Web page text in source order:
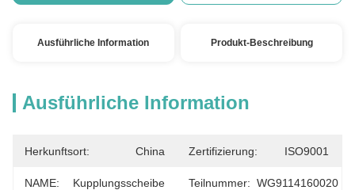
Ausführliche Information Produkt-Beschreibung
Ausführliche Information
Herkunftsort: China Zertifizierung: ISO9001
NAME: Kupplungsscheibe Teilnummer: WG9114160020